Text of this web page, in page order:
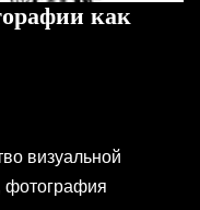
как
визуальной
фотография